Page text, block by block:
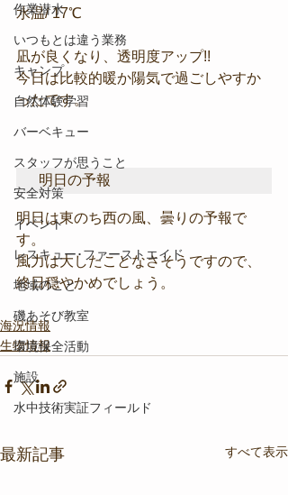
作業潜水
いつもとは違う業務
キャンプ
自然体験学習
バーベキュー
スタッフが思うこと
安全対策
イベント
レスキュー･ファーストエイド
地域のこと
磯あそび教室
環境保全活動
施設
水中技術実証フィールド
水温/ 17℃
凪が良くなり、透明度アップ!!
今日は比較的暖か陽気で過ごしやすか
ったです。
明日の予報
明日は東のち西の風、曇りの予報で
す。
風力は大したことなさそうですので、
終日穏やかめでしょう。
海況情報
生物情報
最新記事 すべて表示